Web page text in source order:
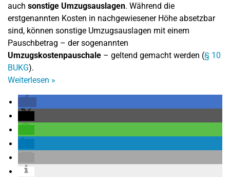
auch sonstige Umzugsauslagen. Während die
erstgenannten Kosten in nachgewiesener Höhe absetzbar
sind, können sonstige Umzugsauslagen mit einem
Pauschbetrag – der sogenannten
Umzugskostenpauschale – geltend gemacht werden (§ 10
BUKG).
Weiterlesen »